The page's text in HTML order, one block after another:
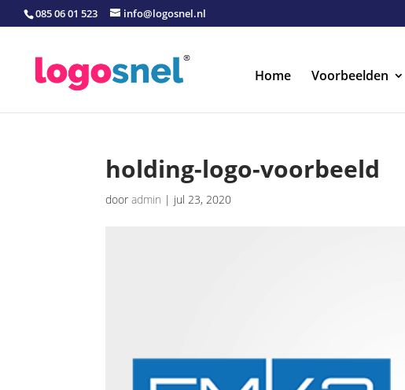
085 06 01 523 info@logosnel.nl
Home Voorbeelden
holding-logo-voorbeeld
dooradmin | jul 23, 2020